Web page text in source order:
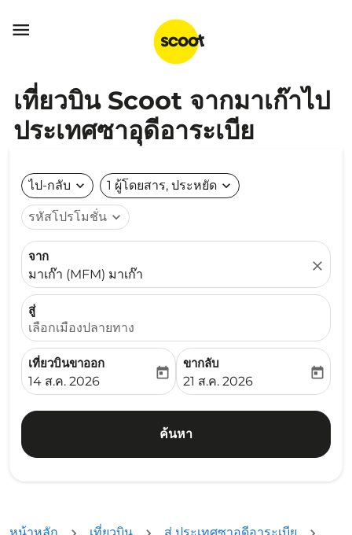

เที่ยวบิน Scoot จากมาเก๊าไป
ประเทศซาอุดีอาระเบีย
ไป-กลับ expand_more 1 ผู้โดยสาร, ประหยัด expand_more
รหัสโปรโมชั่น expand_more
จาก
มาเก๊า (MFM) มาเก๊า
close
สู่
เลือกเมืองปลายทาง
เที่ยวบินขาออก
fc-booking-departure-date-aria-label
14 ส.ค. 2026
today
ขากลับ
fc-booking-return-date-
21 ส.ค. 2026
today
ค้นหา